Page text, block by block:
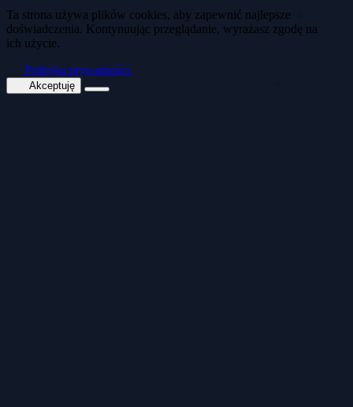
Ta strona używa plików cookies, aby zapewnić najlepsze
doświadczenia. Kontynuując przeglądanie, wyrażasz zgodę na
ich użycie.
Polityka prywatności
Akceptuję